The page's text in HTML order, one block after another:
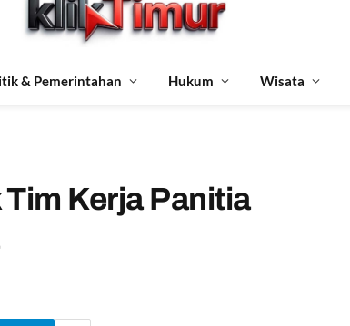
& Pemerintahan Hukum Wisata
Kerja Panitia